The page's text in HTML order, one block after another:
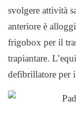
svolgere attività
anteriore è
frigobox per il
trapiantare.
defibrillatore per